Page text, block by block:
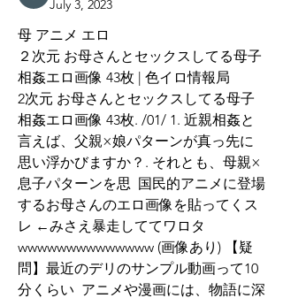
July 3, 2023
母 アニメ エロ
２次元 お母さんとセックスしてる母子
相姦エロ画像 43枚 | 色イロ情報局
2次元 お母さんとセックスしてる母子
相姦エロ画像 43枚. /01/ 1. 近親相姦と
言えば、父親×娘パターンが真っ先に
思い浮かびますか？. それとも、母親×
息子パターンを思  国民的アニメに登場
するお母さんのエロ画像を貼ってくス
レ ←みさえ暴走しててワロタ
wwwwwwwwwwwwww (画像あり) 【疑
問】最近のデリのサンプル動画って10
分くらい  アニメや漫画には、物語に深